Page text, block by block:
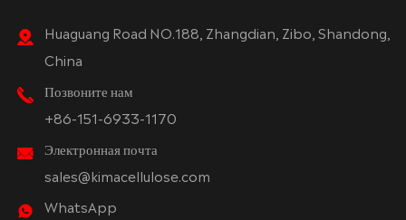
Huaguang Road NO.188, Zhangdian, Zibo, Shandong,
China
Позвоните нам
+86-151-6933-1170
Электронная почта
sales@kimacellulose.com
WhatsApp